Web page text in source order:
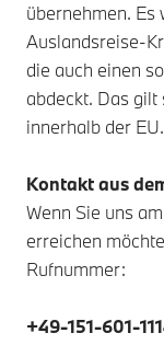
übernehmen. Es
Auslandsreise-
die auch einen
abdeckt. Das
innerhalb der EU.
Kontakt aus
Wenn Sie uns
erreichen
Rufnummer:
+49-151-601-